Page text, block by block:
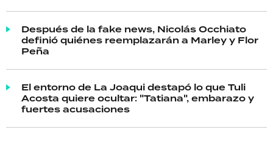
Después de la fake news, Nicolás Occhiato
definió quiénes reemplazarán a Marley y Flor
Peña
El entorno de La Joaqui destapó lo que Tuli
Acosta quiere ocultar: "Tatiana", embarazo y
fuertes acusaciones